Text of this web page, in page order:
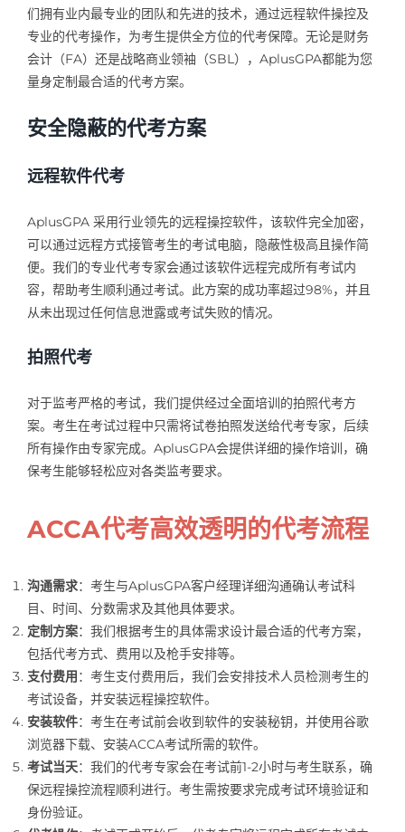
们拥有业内最专业的团队和先进的技术，通过远程软件操控及
专业的代考操作，为考生提供全方位的代考保障。无论是财务
会计（FA）还是战略商业领袖（SBL），AplusGPA都能为您
量身定制最合适的代考方案。
安全隐蔽的代考方案
远程软件代考
AplusGPA 采用行业领先的远程操控软件，该软件完全加密，
可以通过远程方式接管考生的考试电脑，隐蔽性极高且操作简
便。我们的专业代考专家会通过该软件远程完成所有考试内
容，帮助考生顺利通过考试。此方案的成功率超过98%，并且
从未出现过任何信息泄露或考试失败的情况。
拍照代考
对于监考严格的考试，我们提供经过全面培训的拍照代考方
案。考生在考试过程中只需将试卷拍照发送给代考专家，后续
所有操作由专家完成。AplusGPA会提供详细的操作培训，确
保考生能够轻松应对各类监考要求。
ACCA代考高效透明的代考流程
沟通需求：考生与AplusGPA客户经理详细沟通确认考试科
目、时间、分数需求及其他具体要求。
定制方案：我们根据考生的具体需求设计最合适的代考方案，
包括代考方式、费用以及枪手安排等。
支付费用：考生支付费用后，我们会安排技术人员检测考生的
考试设备，并安装远程操控软件。
安装软件：考生在考试前会收到软件的安装秘钥，并使用谷歌
浏览器下载、安装ACCA考试所需的软件。
考试当天：我们的代考专家会在考试前1-2小时与考生联系，确
保远程操控流程顺利进行。考生需按要求完成考试环境验证和
身份验证。